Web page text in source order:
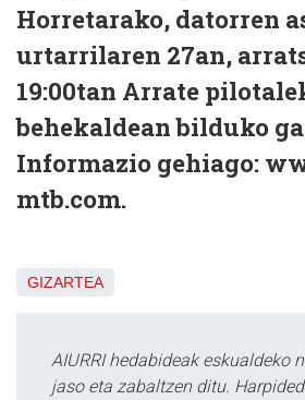
Horretarako, datorren
urtarrilaren 27an,
19:00tan Arrate
behekaldean bilduko
Informazio gehiago:
mtb.com.
GIZARTEA
AIURRI hedabideak eskualdeko
jaso eta zabaltzen ditu.